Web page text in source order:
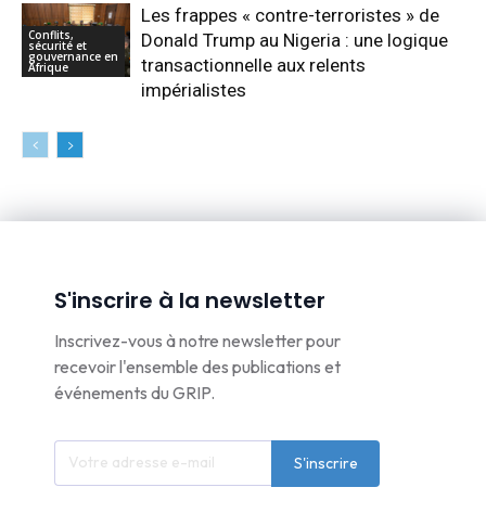
Conflits,
sécurité et
gouvernance en
Afrique
Les frappes « contre-terroristes » de
Donald Trump au Nigeria : une logique
transactionnelle aux relents
impérialistes
S'inscrire à la newsletter
Inscrivez-vous à notre newsletter pour
recevoir l'ensemble des publications et
événements du GRIP.
S'inscrire